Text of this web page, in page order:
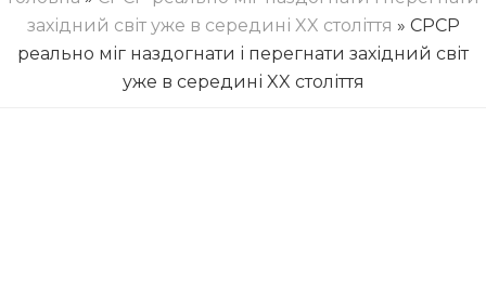
західний світ уже в середині XX століття » СРСР
реально міг наздогнати і перегнати західний світ
уже в середині XX століття